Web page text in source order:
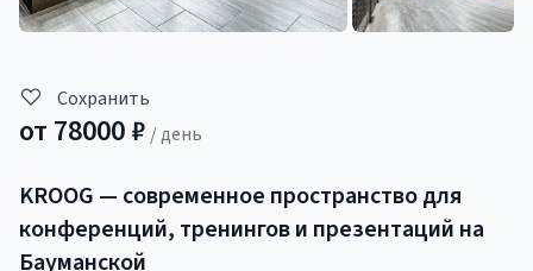
Сохранить
от 78000₽ / день
KROOG — современное пространство для
конференций, тренингов и презентаций на
Бауманской